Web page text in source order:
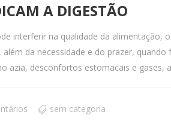
A DIGESTÃO
interferir na qualidade da
da necessidade e do prazer,
azia, desconfortos estomacais e gases,
sem categoria